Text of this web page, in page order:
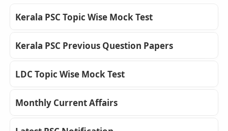
Kerala PSC Topic Wise Mock Test
Kerala PSC Previous Question Papers
LDC Topic Wise Mock Test
Monthly Current Affairs